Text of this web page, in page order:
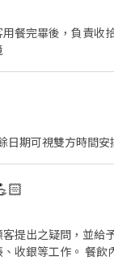
畢後，負責收拾碗盤
日期可視雙方時間
提出之疑問，並
收銀等工作。 餐